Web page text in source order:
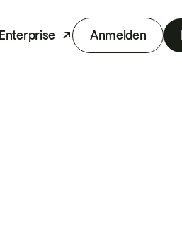
Enterprise Anmelden